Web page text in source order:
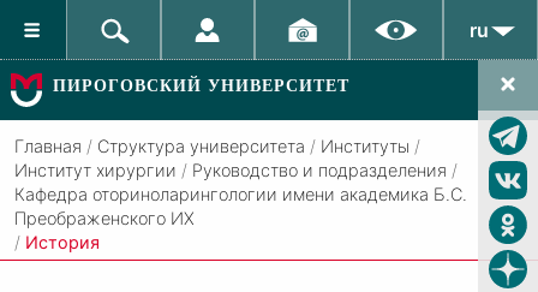
ru
ПИРОГОВСКИЙ УНИВЕРСИТЕТ
Главная / Структура университета / Институты /
Институт хирургии / Руководство и подразделения /
Кафедра оториноларингологии имени академика Б.С.
Преображенского ИХ
/ История